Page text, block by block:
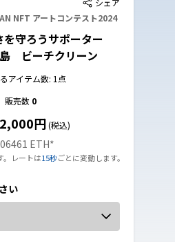
シェア
NFT アートコンテスト2024
を守ろうサポーター
ビーチクリーン
アイテム数: 1点
販売数 0
円 (税込)
ETH*
。レートは15秒ごとに変動します。
い